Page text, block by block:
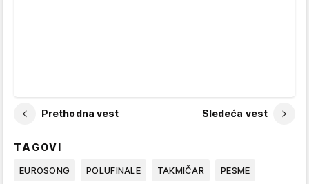
Prethodna vest Sledeća vest
TAGOVI
EUROSONG POLUFINALE TAKMIČAR PESME